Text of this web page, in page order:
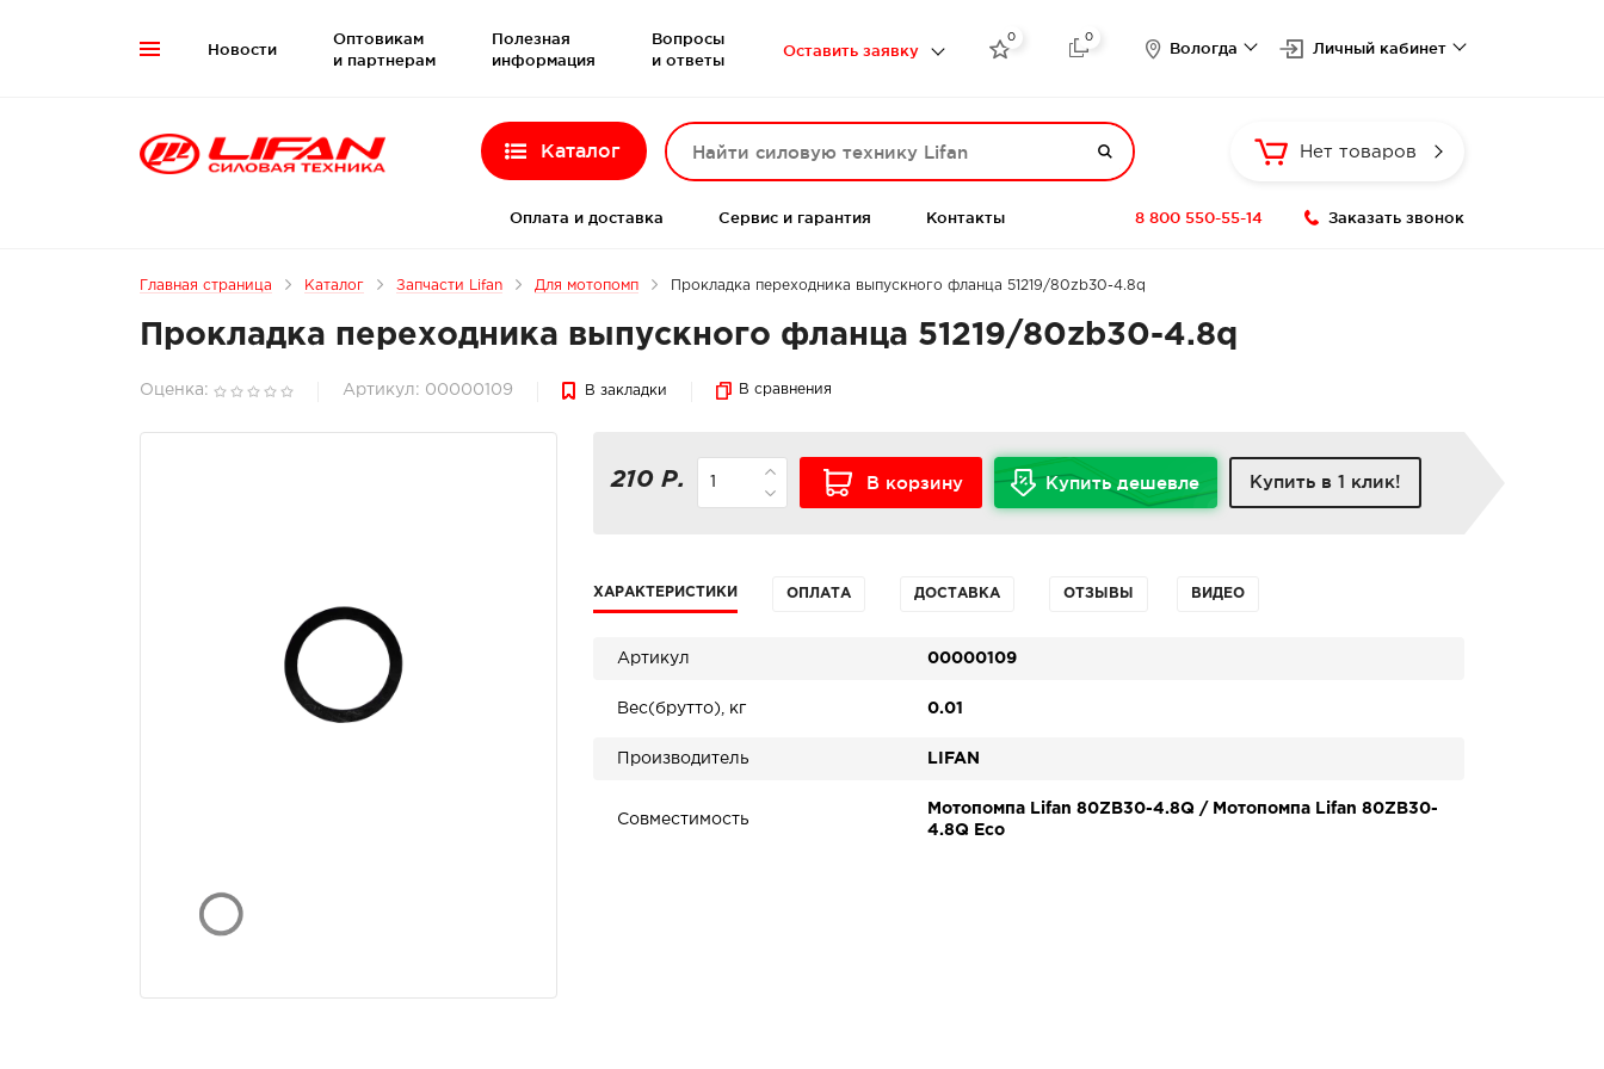
 Новости
Оптовикам
и партнерам
Полезная
информация
Вопросы
и ответы
Оставить заявку 
0

0
Вологда Личный кабинет
Каталог  Нет товаров
Оплата и доставка Сервис и гарантия Контакты 8 800 550-55-14 Заказать звонок
Главная страница Каталог Запчасти Lifan Для мотопомп Прокладка переходника выпускного фланца 51219/80zb30-4.8q
Прокладка переходника выпускного фланца 51219/80zb30-4.8q
Оценка: Артикул: 00000109 В закладки В сравнения
210 Р. В корзину Купить дешевле Купить в 1 клик!
ХАРАКТЕРИСТИКИ ОПЛАТА ДОСТАВКА ОТЗЫВЫ ВИДЕО
Артикул 00000109
Вес(брутто), кг 0.01
Производитель LIFAN
Совместимость
Мотопомпа Lifan 80ZB30-4.8Q / Мотопомпа Lifan 80ZB30-
4.8Q Eco